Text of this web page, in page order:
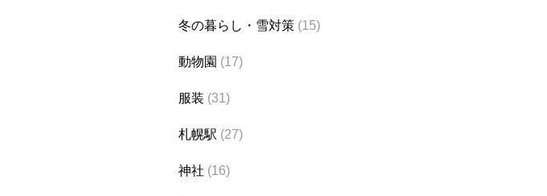
冬の暮らし・雪対策 (15)
動物園 (17)
服装 (31)
札幌駅 (27)
神社 (16)